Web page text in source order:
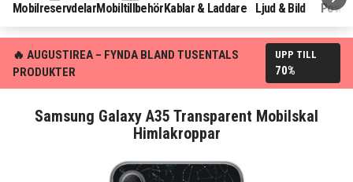
MobilreservdelarMobiltillbehör Kablar & Laddare Ljud & Bild
🔥 AUGUSTIREA – FYNDA BLAND TUSENTALS
PRODUKTER
UPP TILL
70%
Samsung Galaxy A35 Transparent Mobilskal
Himlakroppar